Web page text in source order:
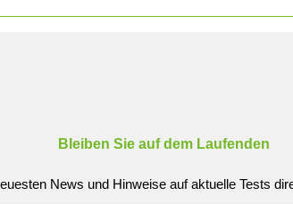
Bleiben Sie auf dem Laufenden
News und Hinweise auf aktuelle Tests